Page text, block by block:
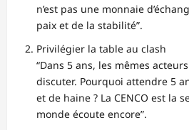
n’est pas une monnaie
paix et de la stabilité”.
Privilégier la table au clash
“Dans 5 ans, les mêmes
discuter. Pourquoi attendre 5
et de haine ? La CENCO est la
monde écoute encore”.